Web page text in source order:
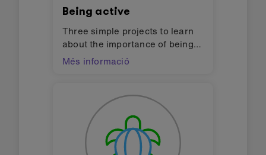
Being active
Three simple projects to learn
about the importance of being
active to help prevent heart
be more active. Design
challenges for finding solutions
to the Global Goals for
sustainable development
(SDGs).
Més informació